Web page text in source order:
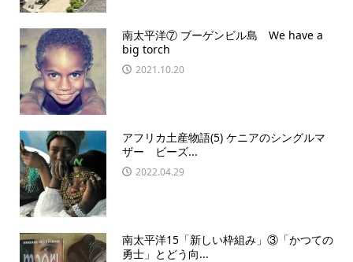
南太平洋⑦ ブーゲンビル島 We have a
big torch
2021.10.20
アフリカ土産物語(5) ケニアのシングルマ
ザー ビーズ...
2022.04.29
南太平洋15「新しい枠組み」③「かつての
勇士」とどう向...